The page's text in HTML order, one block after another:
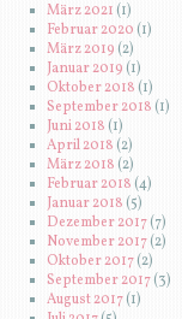
März 2021(1)
Februar 2020 (1)
März 2019 (2)
Januar 2019 (1)
Oktober 2018 (1)
September 2018 (1)
Juni 2018 (1)
April 2018 (2)
März 2018 (2)
Februar 2018(4)
Januar 2018 (5)
Dezember 2017(7)
November 2017(2)
Oktober 2017(2)
September 2017(3)
August 2017(1)